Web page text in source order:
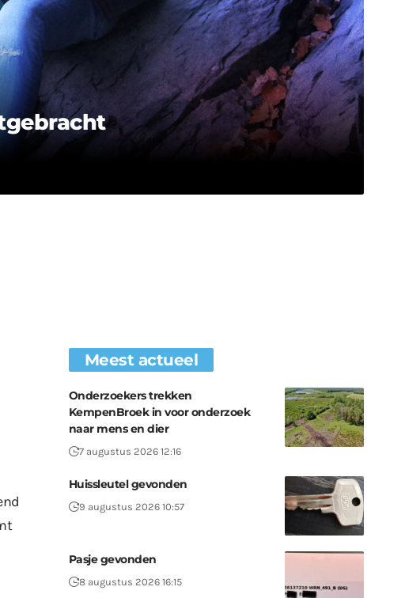
Meest actueel
Onderzoekers trekken
KempenBroek in voor onderzoek
naar mens en dier
7 augustus 2026 12:16
Huissleutel gevonden
9 augustus 2026 10:57
Pasje gevonden
8 augustus 2026 16:15